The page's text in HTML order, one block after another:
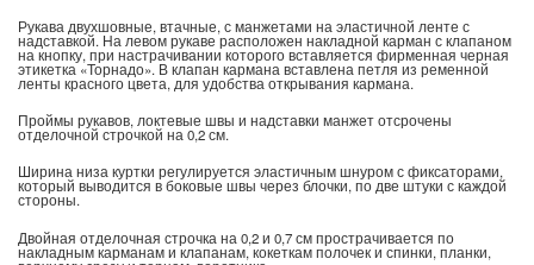
Рукава двухшовные, втачные, с манжетами на эластичной ленте с
надставкой. На левом рукаве расположен накладной карман с клапаном
на кнопку, при настрачивании которого вставляется фирменная черная
этикетка «Торнадо». В клапан кармана вставлена петля из ременной
ленты красного цвета, для удобства открывания кармана.
Проймы рукавов, локтевые швы и надставки манжет отсрочены
отделочной строчкой на 0,2 см.
Ширина низа куртки регулируется эластичным шнуром с фиксаторами,
который выводится в боковые швы через блочки, по две штуки с каждой
стороны.
Двойная отделочная строчка на 0,2 и 0,7 см прострачивается по
накладным карманам и клапанам, кокеткам полочек и спинки, планки,